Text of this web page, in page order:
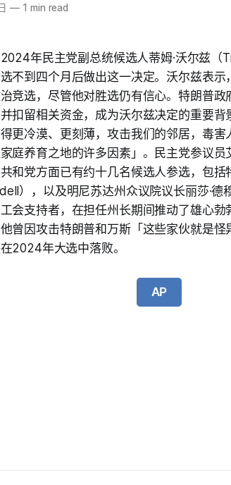
— 1 min read
年民主党副总统候选人蒂姆·沃尔兹（
不到四个月后做出这一决定。沃尔兹表示
竞选，尽管他对胜选仍有信心。特朗普
扣留相关资金，成为沃尔兹决定的重要
得更冷漠、更刻薄，攻击我们的邻居，毒
庭养育之地的许多因素」。民主党参议员
和党方面已有约十几名候选人参选，包
），以及明尼苏达州众议院议长丽莎·德
会支持者，在担任州长期间推动了雄心
曾因攻击特朗普和万斯「这些家伙就是
2024年大选中落败。
AP